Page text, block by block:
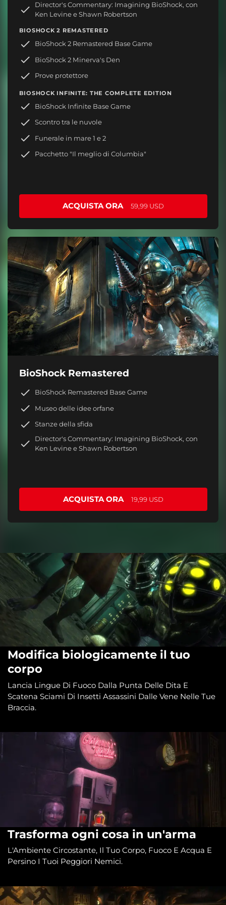
Director's Commentary: Imagining BioShock, con
Ken Levine e Shawn Robertson
BIOSHOCK 2 REMASTERED
BioShock 2 Remastered Base Game
BioShock 2 Minerva's Den
Prove protettore
BIOSHOCK INFINITE: THE COMPLETE EDITION
BioShock Infinite Base Game
Scontro tra le nuvole
Funerale in mare 1 e 2
Pacchetto "Il meglio di Columbia"
ACQUISTA ORA 59,99 USD
BioShock Remastered
BioShock Remastered Base Game
Museo delle idee orfane
Stanze della sfida
Director's Commentary: Imagining BioShock, con
Ken Levine e Shawn Robertson
ACQUISTA ORA 19,99 USD
Modifica biologicamente il tuo
corpo
Lancia Lingue Di Fuoco Dalla Punta Delle Dita E
Scatena Sciami Di Insetti Assassini Dalle Vene Nelle Tue
Braccia.
Trasforma ogni cosa in un'arma
L'Ambiente Circostante, Il Tuo Corpo, Fuoco E Acqua E
Persino I Tuoi Peggiori Nemici.